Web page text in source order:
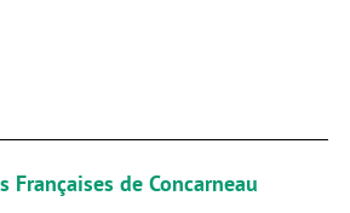
Françaises de Concarneau